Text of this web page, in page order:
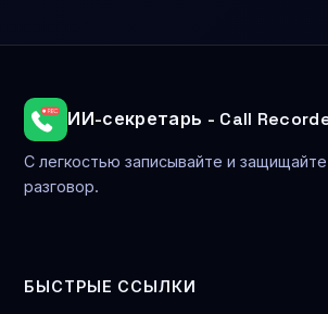
ИИ-секретарь - Call
С легкостью записывайте и
разговор.
БЫСТРЫЕ ССЫЛКИ